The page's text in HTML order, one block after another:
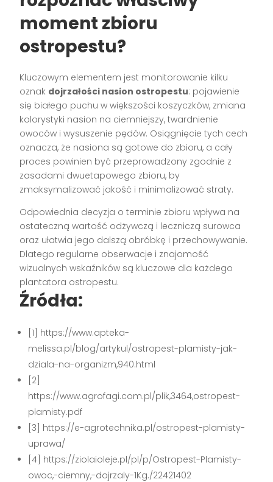
moment zbioru
ostropestu?
Kluczowym elementem jest monitorowanie kilku
oznak dojrzałości nasion ostropestu: pojawienie
się białego puchu w większości koszyczków, zmiana
kolorystyki nasion na ciemniejszy, twardnienie
owoców i wysuszenie pędów. Osiągnięcie tych cech
oznacza, że nasiona są gotowe do zbioru, a cały
proces powinien być przeprowadzony zgodnie z
zasadami dwuetapowego zbioru, by
zmaksymalizować jakość i minimalizować straty.
Odpowiednia decyzja o terminie zbioru wpływa na
ostateczną wartość odżywczą i leczniczą surowca
oraz ułatwia jego dalszą obróbkę i przechowywanie.
Dlatego regularne obserwacje i znajomość
wizualnych wskaźników są kluczowe dla każdego
plantatora ostropestu.
Źródła:
[1] https://www.apteka-
melissa.pl/blog/artykul/ostropest-plamisty-jak-
dziala-na-organizm,940.html
[2]
https://www.agrofagi.com.pl/plik,3464,ostropest-
plamisty.pdf
[3] https://e-agrotechnika.pl/ostropest-plamisty-
uprawa/
[4] https://ziolaioleje.pl/pl/p/Ostropest-Plamisty-
owoc,-ciemny,-dojrzaly-1Kg./22421402